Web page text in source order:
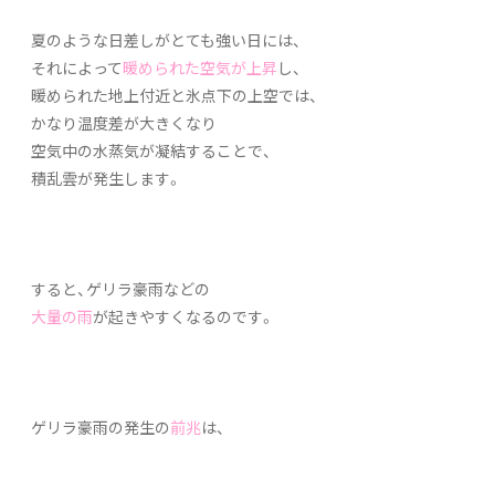
夏のような日差しがとても強い日には、
それによって暖められた空気が上昇 し、
暖められた地上付近と氷点下の上空では、
かなり温度差が大きくなり
空気中の水蒸気が凝結することで、
積乱雲が発生します。
すると、ゲリラ豪雨などの
大量の雨が起きやすくなるのです。
ゲリラ豪雨の発生の前兆は、